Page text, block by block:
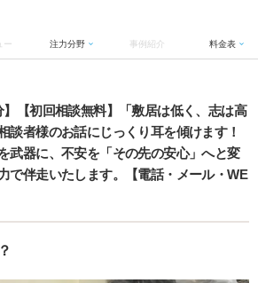
ー 注力分野 事例紹介 料金表
】【初回相談無料】「敷居は低く、志は高
談者様のお話にじっくり耳を傾けます！
武器に、不安を「その先の安心」へと変
で伴走いたします。【電話・メール・WE